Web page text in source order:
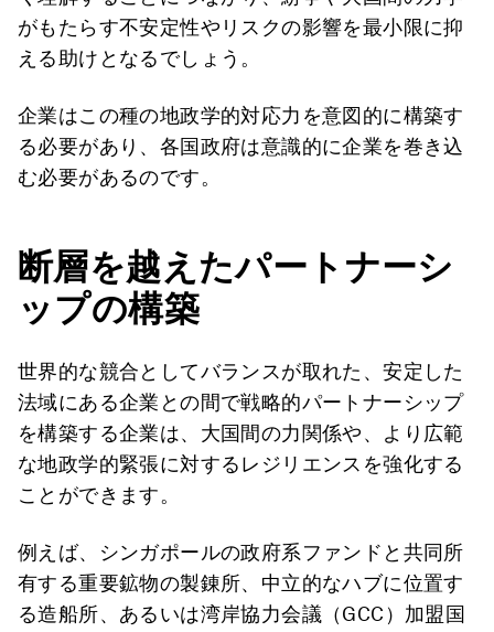
がもたらす不安定性やリスクの影響を最小限に抑
える助けとなるでしょう。
企業はこの種の地政学的対応力を意図的に構築す
る必要があり、各国政府は意識的に企業を巻き込
む必要があるのです。
断層を越えたパートナーシ
ップの構築
世界的な競合としてバランスが取れた、安定した
法域にある企業との間で戦略的パートナーシップ
を構築する企業は、大国間の力関係や、より広範
な地政学的緊張に対するレジリエンスを強化する
ことができます。
例えば、シンガポールの政府系ファンドと共同所
有する重要鉱物の製錬所、中立的なハブに位置す
る造船所、あるいは湾岸協力会議（GCC）加盟国